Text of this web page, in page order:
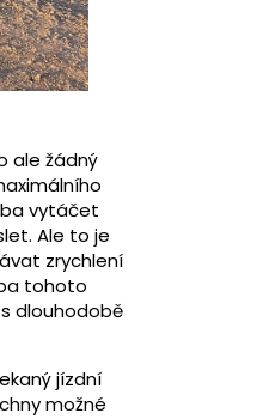
ale žádný
vytáčet
Ale to je
zrychlení
tohoto
dlouhodobě
jízdní
možné